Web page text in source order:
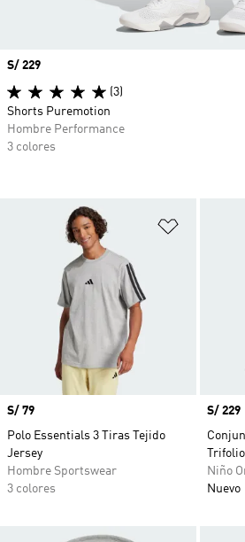
Añadir a
Precio
S/ 79
Polo Essentials 3 Tiras Tejido
Jersey
Hombre Sportswear
3 colores
Precio
S/ 229
Trifolio
Niño
Nuevo
Precio
S/ 229
(3)
Shorts Puremotion
Hombre Performance
3 colores